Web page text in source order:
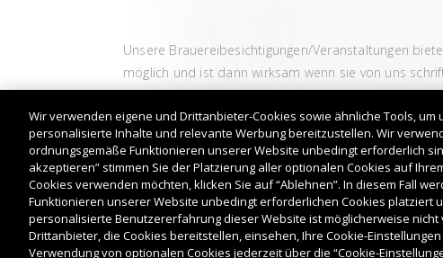
Unsere Brauereibesichtigungen/Veranstaltungen
möglich und ist dann wirksam wenn sie von uns
geändert werden. Bei Fragen wenden Sie sich bitte
Wir verwenden eigene und Drittanbieter-Cookies sowie ähnliche Tools,
personalisierte Inhalte und relevante Werbung bereitzustellen. Wir
ordnungsgemäße Funktionieren unserer Website unbedingt erforderlich
akzeptieren” stimmen Sie der Platzierung aller optionalen Cookies auf
Cookies verwenden möchten, klicken Sie auf “Ablehnen”. In diesem Fall
Funktionieren unserer Website unbedingt erforderlichen Cookies platziert
personalisierte Benutzererfahrung dieser Website ist möglicherweise
Drittanbieter, die Cookies bereitstellen, einsehen, Ihre Cookie-
Verwendung von optionalen Cookies jederzeit über die “Cookie-